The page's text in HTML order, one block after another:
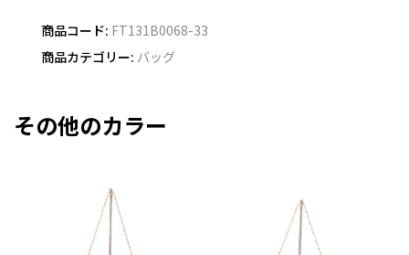
商品コード: FT131B0068-33
商品カテゴリー: バッグ
その他のカラー